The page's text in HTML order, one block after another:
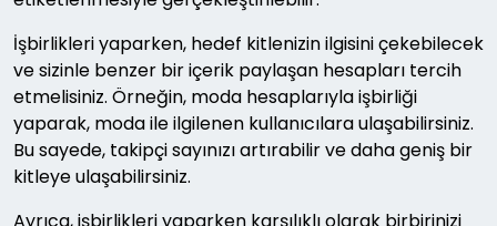
İşbirlikleri yaparken, hedef kitlenizin ilgisini çekebilecek
ve sizinle benzer bir içerik paylaşan hesapları tercih
etmelisiniz. Örneğin, moda hesaplarıyla işbirliği
yaparak, moda ile ilgilenen kullanıcılara ulaşabilirsiniz.
Bu sayede, takipçi sayınızı artırabilir ve daha geniş bir
kitleye ulaşabilirsiniz.
Ayrıca, işbirlikleri yaparken karşılıklı olarak birbirinizi